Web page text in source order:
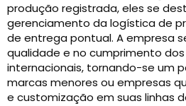
produção registrada, eles se
gerenciamento da logística de
de entrega pontual. A empresa
qualidade e no cumprimento
internacionais, tornando-se um
marcas menores ou empresas
e customização em suas linhas